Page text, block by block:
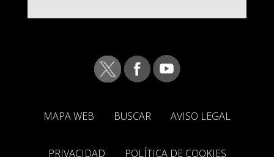
MAPA WEB BUSCAR AVISO LEGAL
PRIVACIDAD POLÍTICA DE COOKIES